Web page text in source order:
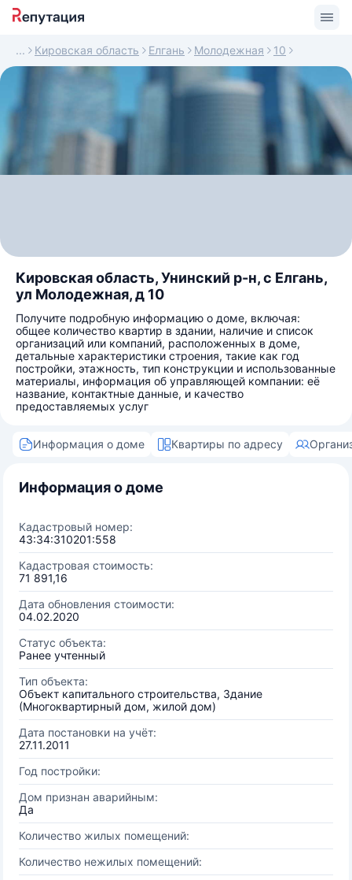
Кировская область Елгань Молодежная 10
Кировская область, Унинский р-н, с Елгань,
ул Молодежная, д 10
Получите подробную информацию о доме, включая:
общее количество квартир в здании, наличие и список
организаций или компаний, расположенных в доме,
детальные характеристики строения, такие как год
постройки, этажность, тип конструкции и использованные
материалы, информация об управляющей компании: её
название, контактные данные, и качество
предоставляемых услуг
Информация о доме Квартиры по адресу
Информация о доме
Кадастровый номер:
43:34:310201:558
Кадастровая стоимость:
71 891,16
Дата обновления стоимости:
04.02.2020
Статус объекта:
Ранее учтенный
Тип объекта:
Объект капитального строительства, Здание
(Многоквартирный дом, жилой дом)
Дата постановки на учёт:
27.11.2011
Год постройки:
Дом признан аварийным:
Да
Количество жилых помещений:
Количество нежилых помещений: